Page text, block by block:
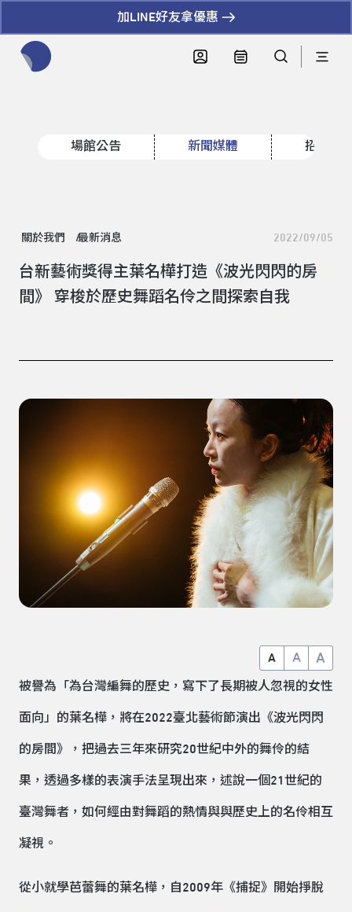
加LINE好友拿優惠
場館公告 新聞媒體 招標資
關於我們 最新消息 2022/09/05
台新藝術獎得主葉名樺打造《波光閃閃的房
間》 穿梭於歷史舞蹈名伶之間探索自我
A A A
被譽為「為台灣編舞的歷史，寫下了長期被人忽視的女性
面向」的葉名樺，將在2022臺北藝術節演出《波光閃閃
的房間》，把過去三年來研究20世紀中外的舞伶的結
果，透過多樣的表演手法呈現出來，述說一個21世紀的
臺灣舞者，如何經由對舞蹈的熱情與與歷史上的名伶相互
凝視。
從小就學芭蕾舞的葉名樺，自2009年《捕捉》開始掙脫